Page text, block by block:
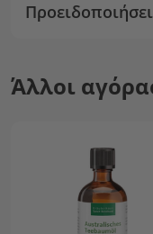
Άλλοι